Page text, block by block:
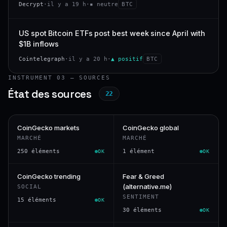
Decrypt · il y a 19 h · ▪ neutre BTC
US spot Bitcoin ETFs post best week since April with
$1B inflows
Cointelegraph · il y a 20 h · ▲ positif BTC
INSTRUMENT 03 — SOURCES
État des sources 22
CoinGecko markets
MARCHÉ
250 éléments OK
CoinGecko global
MARCHÉ
1 élément OK
CoinGecko trending
SOCIAL
15 éléments OK
Fear & Greed
(alternative.me)
SENTIMENT
30 éléments OK